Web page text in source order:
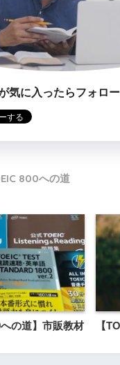
気に入ったらフォロ
800への道
への道】市販教材 【